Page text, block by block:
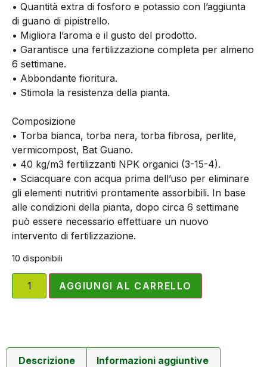
• Quantità extra di fosforo e potassio con l’aggiunta
di guano di pipistrello.
• Migliora l’aroma e il gusto del prodotto.
• Garantisce una fertilizzazione completa per almeno
6 settimane.
• Abbondante fioritura.
• Stimola la resistenza della pianta.
Composizione
• Torba bianca, torba nera, torba fibrosa, perlite,
vermicompost, Bat Guano.
• 40 kg/m3 fertilizzanti NPK organici (3-15-4).
• Sciacquare con acqua prima dell’uso per eliminare
gli elementi nutritivi prontamente assorbibili. In base
alle condizioni della pianta, dopo circa 6 settimane
può essere necessario effettuare un nuovo
intervento di fertilizzazione.
10 disponibili
AGGIUNGI AL CARRELLO
Descrizione Informazioni aggiuntive